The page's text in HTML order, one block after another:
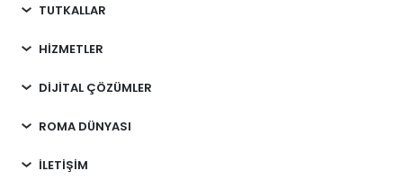
TUTKALLAR
HİZMETLER
DİJİTAL ÇÖZÜMLER
ROMA DÜNYASI
İLETİŞİM